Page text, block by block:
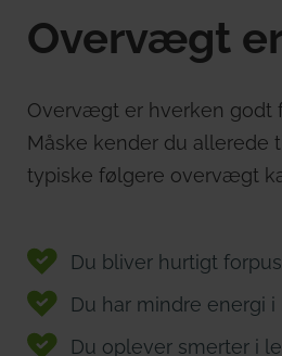
Overvægt
Overvægt er hverken godt
Måske kender du allerede
typiske følgere overvægt
Du bliver hurtigt
Du har mindre energi i
Du oplever smerter i